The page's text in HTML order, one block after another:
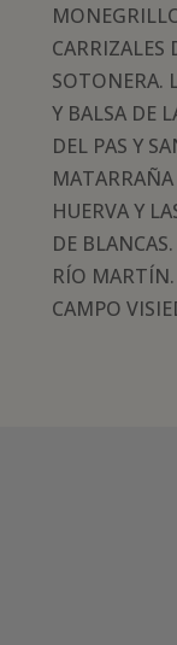
CARRIZALES
SOTONERA.
Y BALSA DE
DEL PAS Y
HUERVA Y
DE
RÍO MARTÍN.
CAMPO